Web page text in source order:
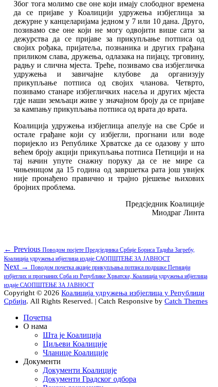
Због тога молимо све оне који имају слободног времена
да се пријаве у Коалицији удружења избјеглица за
дежурне у канцеларијама једном у 7 или 10 дана. Друго,
позивамо све оне који не могу одвојити више сати за
дежурства да се пријаве за прикупљање потписа од
својих рођака, пријатеља, познаника и других грађана
приликом слава, дружења, одлазака на пијацу, трговину,
радњу и слична мјеста. Треће, позивамо сва избјегличка
удружења и завичајне клубове да организују
прикупљање потписа од својих чланова. Четврто,
позивамо станаре избјегличких насеља и других мјеста
гдје наши земљаци живе у значајном броју да се пријаве
за кампању прикупљања потписа од врата до врата.
Коалиција удружења избјеглица апелује на све Србе и
остале грађане који су избјегли, прогнани или воде
поријекло из Републике Хрватске да се одазову у што
већем броју акцији прикупљања потписа Петицији и на
тај начин упуте снажну поруку да се не мире са
чињеницом да 15 година од завршетка рата још увијек
није пронађено правично и трајно рјешење њихових
бројних проблема.
Предсједник Коалиције
Миодраг Линта
Кретање
чланка
← Previous Previous
post:
Поводом посјете Предсједника Србије Бориса Тадића Загребу,
Коалиција удружења ибјеглица издаје САОПШТЕЊЕ ЗА ЈАВНОСТ
Next → Next
post:
Поводом почетка акције прикупљања потписа подршке Пeтицији
избјеглих и прогнаних Срба из Републике Хрватске, Коалиција удружења ибјеглица
издаје САОПШТЕЊЕ ЗА ЈАВНОСТ
Copyright © 2026 Коалиција удружења избјеглица у Републици
Србији. All Rights Reserved. | Catch Responsive by Catch Themes
Почетна
О нама
Шта је Коалиција
Циљеви Коалиције
Чланице Коалиције
Документи
Документи Коалиције
Документи Градског одбора